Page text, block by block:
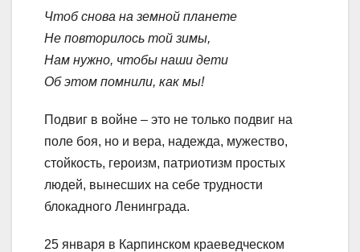
Чтоб снова на земной планете
Не повторилось той зимы,
Нам нужно, чтобы наши дети
Об этом помнили, как мы!
Подвиг в войне – это не только подвиг на
поле боя, но и вера, надежда, мужество,
стойкость, героизм, патриотизм простых
людей, вынесших на себе трудности
блокадного Ленинграда.
25 января в Карпинском краеведческом